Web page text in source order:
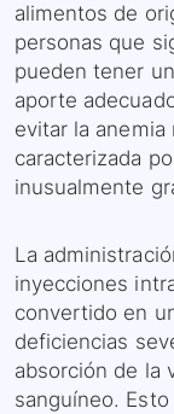
alimentos de
personas que
pueden tener
aporte
evitar la
caracterizada
inusualmente
La
inyecciones
convertido en
deficiencias
absorción de la
sanguíneo.